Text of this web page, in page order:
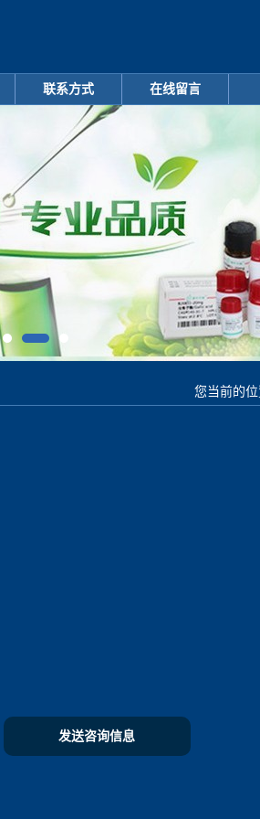
联系方式 在线留言
您当前的位
发送咨询信息